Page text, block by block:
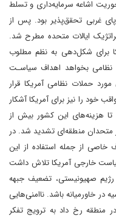
اشاعه سرمایه‌داری و تسلط
غربی تحقق‌پذیر بود. پس از
ایالات متحده مطرح شد.
برای شکل‌دهی به نظم مطلوب
نظامی بخواهد اهداف سیاسـت
حملات نظامی آمریکا قرار
خود را نیز برای آمریکا آشکار
هزینه‌های این کشور بیش از
متحدان منطقه‌ای تشدید شد. در
خاصی از جمله استفاده از این
خارجی آمریکا تلاش داشت
صهیونیستی، تضعیف جبهه
در خاورمیانه باشد. ناامنی‌هایی
منطقه رخ داد به ترویج تفکر